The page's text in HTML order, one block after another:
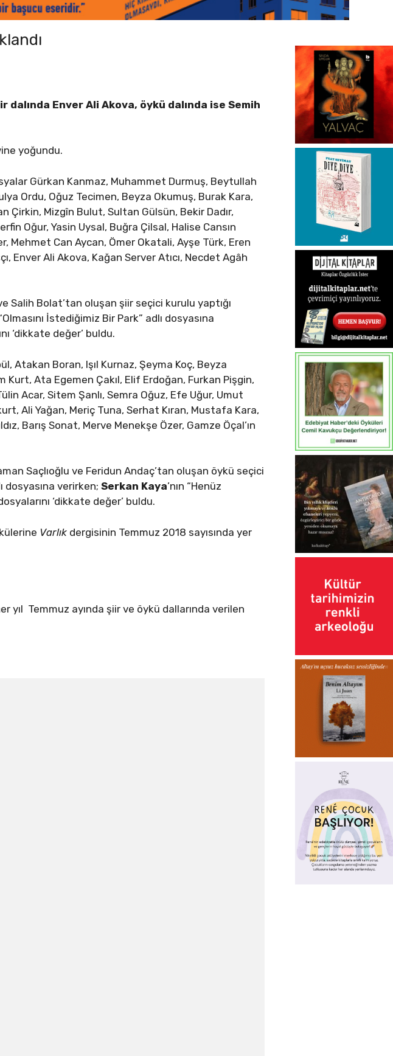
dalında Enver Ali Akova, öykü dalında ise Semih
yoğundu.
Gürkan Kanmaz, Muhammet Durmuş, Beytullah
Ordu, Oğuz Tecimen, Beyza Okumuş, Burak Kara,
Çirkin, Mizgîn Bulut, Sultan Gülsün, Bekir Dadır,
Oğur, Yasin Uysal, Buğra Çilsal, Halise Cansın
Mehmet Can Aycan, Ömer Okatali, Ayşe Türk, Eren
Enver Ali Akova, Kağan Server Atıcı, Necdet Agâh
Salih Bolat’tan oluşan şiir seçici kurulu yaptığı
“Olmasını İstediğimiz Bir Park” adlı dosyasına
‘dikkate değer’ buldu.
Atakan Boran, Işıl Kurnaz, Şeyma Koç, Beyza
Kurt, Ata Egemen Çakıl, Elif Erdoğan, Furkan Pişgin,
Acar, Sitem Şanlı, Semra Oğuz, Efe Uğur, Umut
Ali Yağan, Meriç Tuna, Serhat Kıran, Mustafa Kara,
Barış Sonat, Merve Menekşe Özer, Gamze Öçal’ın
Saçlıoğlu ve Feridun Andaç’tan oluşan öykü seçici
dosyasına verirken;Serkan Kaya’nın “Henüz
‘dikkate değer’ buldu.
Varlık dergisinin Temmuz 2018 sayısında yer
yıl Temmuz ayında şiir ve öykü dallarında verilen